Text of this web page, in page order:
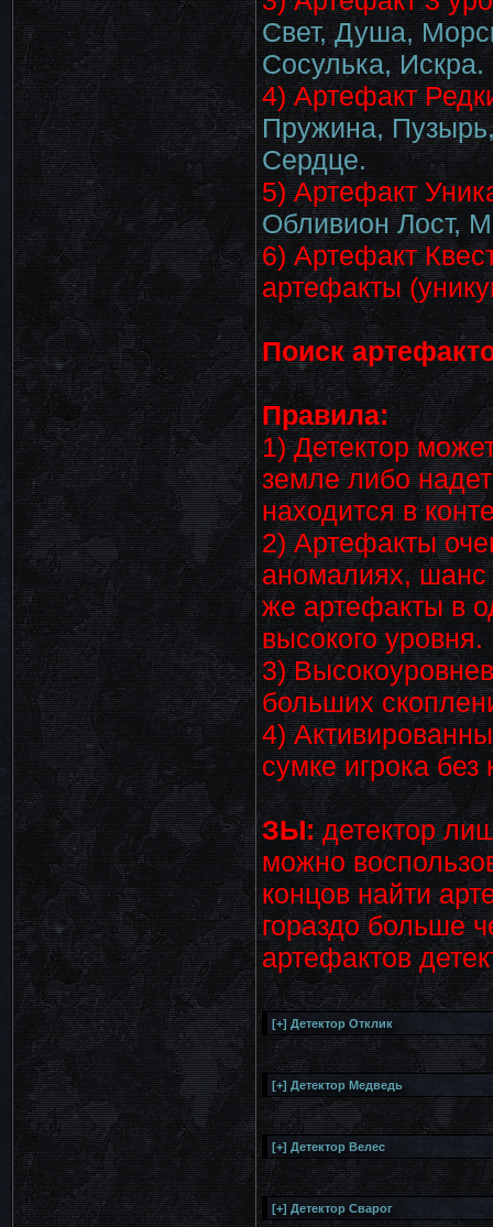
Свет, Душа,
Сосулька, Искра.
4) Артефакт
Пружина,
Сердце.
5) Артефакт
Обливион Лост,
6) Артефакт
артефакты
Поиск
Правила:
1) Детектор
земле либо
находится в
2) Артефакты
аномалиях, шанс
же артефакты в
высокого уровня.
3)
больших
4)
сумке игрока
ЗЫ:детектор
можно
концов найти
гораздо больше
артефактов